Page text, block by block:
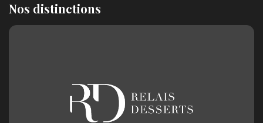
Nos distinctions